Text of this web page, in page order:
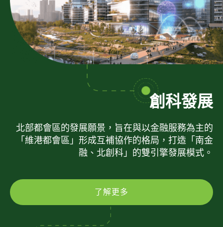
創科發展
北部都會區的發展願景，旨在與以金融服務為主的
「維港都會區」形成互補協作的格局，打造「南金
融、北創科」的雙引擎發展模式。
了解更多